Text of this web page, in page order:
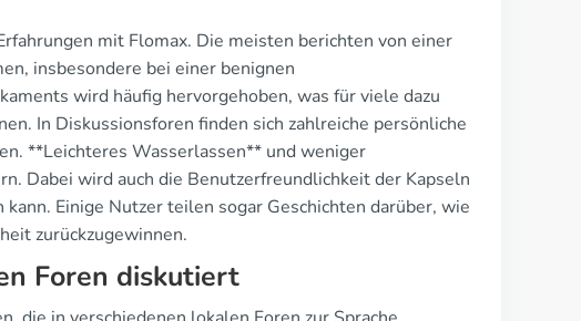
mit Flomax. Die meisten berichten von einer
insbesondere bei einer benignen
wird häufig hervorgehoben, was für viele dazu
In Diskussionsforen finden sich zahlreiche persönliche
**Leichteres Wasserlassen** und weniger
Dabei wird auch die Benutzerfreundlichkeit der Kapseln
Einige Nutzer teilen sogar Geschichten darüber, wie
zurückzugewinnen.
Foren diskutiert